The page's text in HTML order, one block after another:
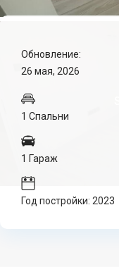
Обновление:
26 мая, 2026
1 Спальни
1 Гараж
Год постройки: 2023